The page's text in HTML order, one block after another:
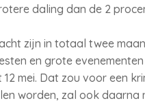
daling dan de 2
zijn in totaal twee
en grote
mei. Dat zou voor een
worden, zal ook daarna